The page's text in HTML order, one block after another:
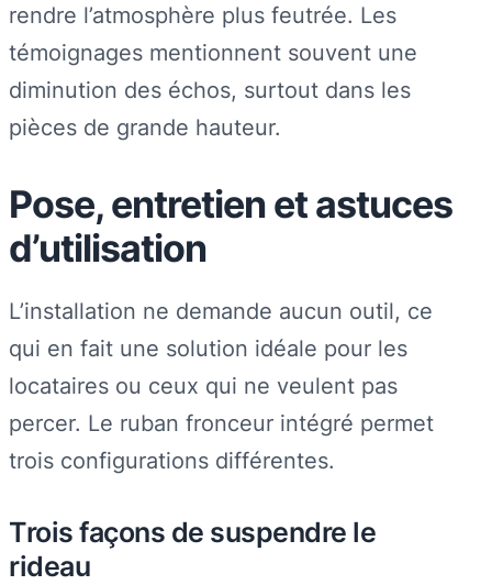
rendre l’atmosphère plus feutrée. Les
témoignages mentionnent souvent une
diminution des échos, surtout dans les
pièces de grande hauteur.
Pose, entretien et astuces
d’utilisation
L’installation ne demande aucun outil, ce
qui en fait une solution idéale pour les
locataires ou ceux qui ne veulent pas
percer. Le ruban fronceur intégré permet
trois configurations différentes.
Trois façons de suspendre le
rideau